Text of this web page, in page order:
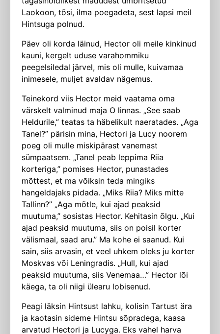
Laokoon, tõsi, ilma poegadeta, sest lapsi meil
Hintsuga polnud.
Päev oli korda läinud, Hector oli meile kinkinud
kauni, kergelt uduse varahommiku
peegelsiledal järvel, mis oli mulle, kuivamaa
inimesele, muljet avaldav nägemus.
Teinekord viis Hector meid vaatama oma
värskelt valminud maja O linnas. „See saab
Heldurile,” teatas ta häbelikult naeratades. „Aga
Tanel?” pärisin mina, Hectori ja Lucy noorem
poeg oli mulle miskipärast vanemast
sümpaatsem. „Tanel peab leppima Riia
korteriga,” pomises Hector, punastades
mõttest, et ma võiksin teda mingiks
hangeldajaks pidada. „Miks Riia? Miks mitte
Tallinn?” „Aga mõtle, kui ajad peaksid
muutuma,” sosistas Hector. Kehitasin õlgu. „Kui
ajad peaksid muutuma, siis on poisil korter
välismaal, saad aru.” Ma kohe ei saanud. Kui
sain, siis arvasin, et veel uhkem oleks ju korter
Moskvas või Leningradis. „Hull, kui ajad
peaksid muutuma, siis Venemaa…” Hector lõi
käega, ta oli niigi ülearu lobisenud.
Peagi läksin Hintsust lahku, kolisin Tartust ära
ja kaotasin sideme Hintsu sõpradega, kaasa
arvatud Hectori ja Lucyga. Eks vahel harva